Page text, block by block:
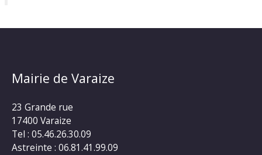
Mairie de Varaize
23 Grande rue
17400 Varaize
Tel : 05.46.26.30.09
Astreinte : 06.81.41.99.09